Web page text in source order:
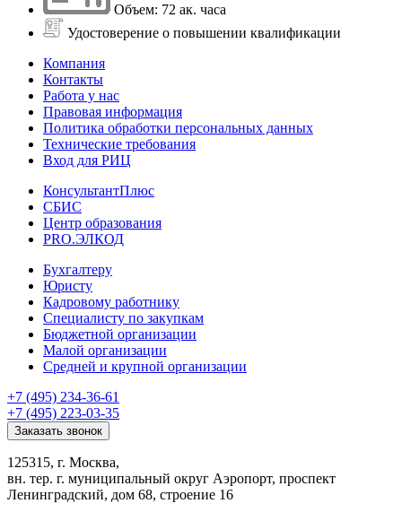
Объем: 72 ак. часа
Удостоверение о повышении квалификации
Компания
Контакты
Работа у нас
Правовая информация
Политика обработки персональных данных
Технические требования
Вход для РИЦ
КонсультантПлюс
СБИС
Центр образования
PRO.ЭЛКОД
Бухгалтеру
Юристу
Кадровому работнику
Специалисту по закупкам
Бюджетной организации
Малой организации
Средней и крупной организации
+7 (495) 234-36-61
+7 (495) 223-03-35
Заказать звонок
125315, г. Москва,
вн. тер. г. муниципальный округ Аэропорт, проспект
Ленинградский, дом 68, строение 16